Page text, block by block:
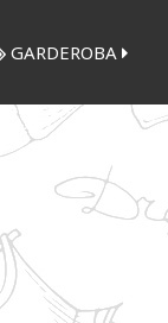
GARDEROBA